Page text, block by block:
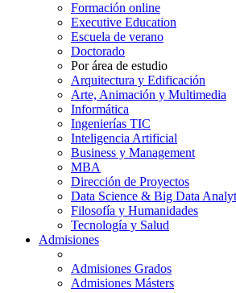
Formación online
Executive Education
Escuela de verano
Doctorado
Por área de estudio
Arquitectura y Edificación
Arte, Animación y Multimedia
Informática
Ingenierías TIC
Inteligencia Artificial
Business y Management
MBA
Dirección de Proyectos
Data Science & Big Data
Filosofía y Humanidades
Tecnología y Salud
Admisiones
Admisiones Grados
Admisiones Másters